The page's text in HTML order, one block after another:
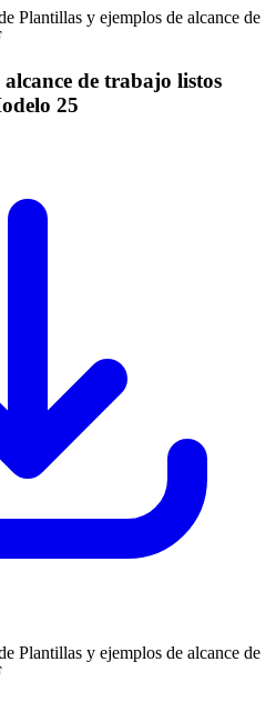
de trabajo listos
25